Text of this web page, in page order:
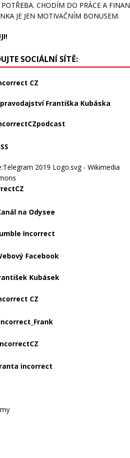
CHODÍM DO PRÁCE A
JE JEN MOTIVAČNÍM BONUSEM.
SOCIÁLNÍ SÍTĚ:
CZ
Františka Kubáska
na Odysee
Incorrect
Facebook
Kubásek
CZ
incorrect